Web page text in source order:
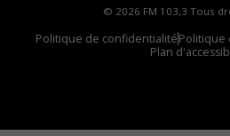
© 2026 FM 103,3 Tous
Politique de confidentialitéPolitique
Plan